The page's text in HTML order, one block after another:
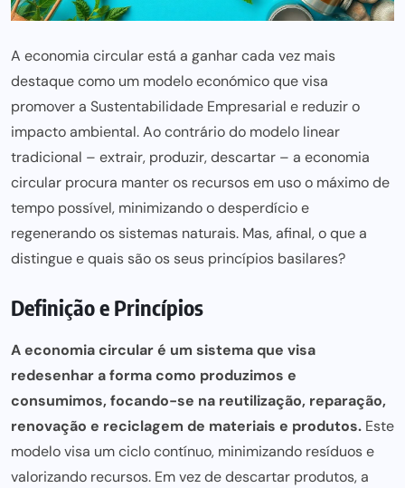
A economia circular está a ganhar cada vez mais
destaque como um modelo económico que visa
promover a Sustentabilidade Empresarial e reduzir o
impacto ambiental. Ao contrário do modelo linear
tradicional – extrair, produzir, descartar – a economia
circular procura manter os recursos em uso o máximo de
tempo possível, minimizando o desperdício e
regenerando os sistemas naturais. Mas, afinal, o que a
distingue equais são os seus princípios basilares?
Definição e Princípios
A economia circular é um sistema que visa
redesenhar a forma como produzimos e
consumimos, focando-se na reutilização, reparação,
renovação e reciclagem de materiais e produtos. Este
modelo visa um ciclo contínuo, minimizando resíduos e
valorizando recursos. Em vez de descartar produtos, a